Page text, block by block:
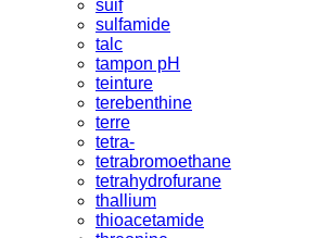
suif
sulfamide
talc
tampon pH
teinture
terebenthine
terre
tetra-
tetrabromoethane
tetrahydrofurane
thallium
thioacetamide